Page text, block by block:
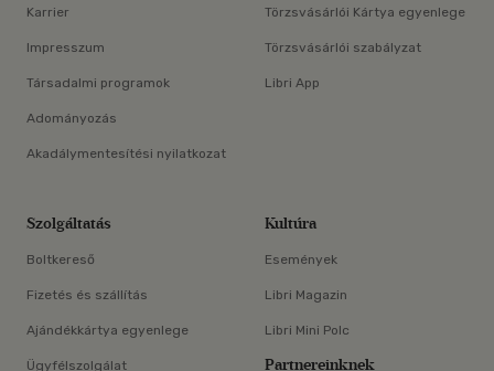
Karrier
Impresszum
Társadalmi programok
Adományozás
Akadálymentesítési nyilatkozat
Törzsvásárlói Kártya egyenlege
Törzsvásárlói szabályzat
Libri App
Szolgáltatás
Boltkereső
Fizetés és szállítás
Ajándékkártya egyenlege
Ügyfélszolgálat
Kultúra
Események
Libri Magazin
Libri Mini Polc
Partnereinknek